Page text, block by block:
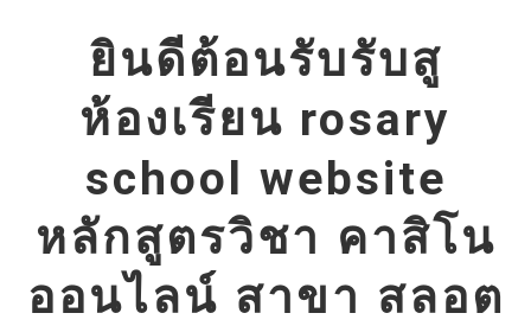
ยินดีต้อนรับรับสู
ห้องเรียน rosary
school website
หลักสูตรวิชา คาสิโน
ออนไลน์ สาขา สลอต